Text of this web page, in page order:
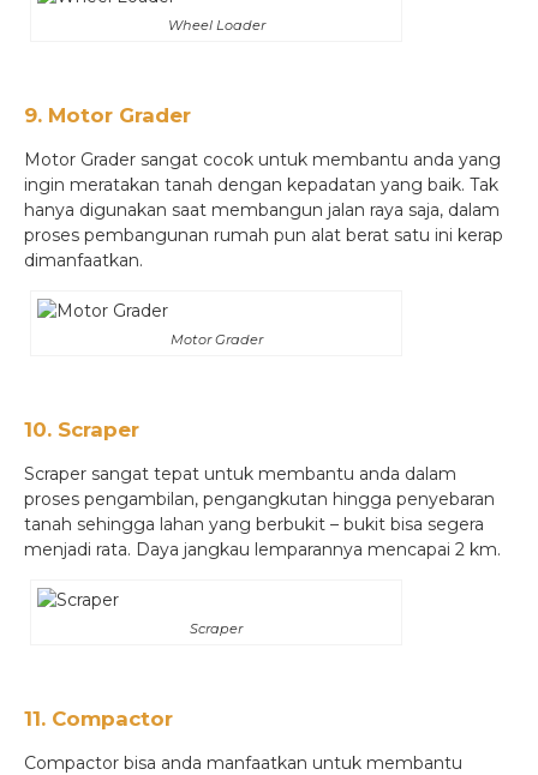
Wheel Loader
9. Motor Grader
Motor Grader sangat cocok untuk membantu anda yang
ingin meratakan tanah dengan kepadatan yang baik. Tak
hanya digunakan saat membangun jalan raya saja, dalam
proses pembangunan rumah pun alat berat satu ini kerap
dimanfaatkan.
Motor Grader
10. Scraper
Scraper sangat tepat untuk membantu anda dalam
proses pengambilan, pengangkutan hingga penyebaran
tanah sehingga lahan yang berbukit – bukit bisa segera
menjadi rata. Daya jangkau lemparannya mencapai 2 km.
Scraper
11. Compactor
Compactor bisa anda manfaatkan untuk membantu